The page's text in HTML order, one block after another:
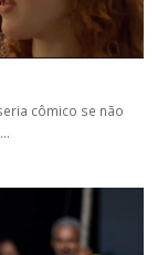
cômico se não